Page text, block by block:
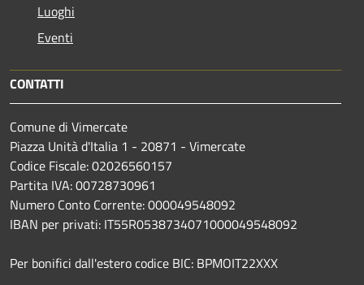
Luoghi
Eventi
CONTATTI
Comune di Vimercate
Piazza Unità d'Italia 1 - 20871 - Vimercate
Codice Fiscale: 02026560157
Partita IVA: 00728730961
Numero Conto Corrente: 000049548092
IBAN per privati: IT55R0538734071000049548092
Per bonifici dall'estero codice BIC: BPMOIT22XXX